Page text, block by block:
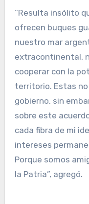
“Resulta insólito
ofrecen buques
nuestro mar
extracontinental,
cooperar con la
territorio. Estas
gobierno, sin
sobre este
cada fibra de mi
intereses
Porque somos
la Patria”, agregó.